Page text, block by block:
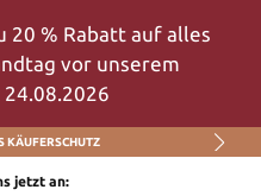
20 % Rabatt auf alles
vor unserem
KÄUFERSCHUTZ
jetzt an: